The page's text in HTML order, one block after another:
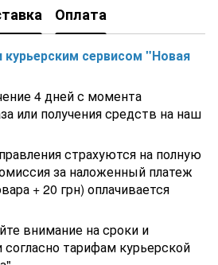
PRAGA без вентиля (боковой
15-40 м3
45°, d25 мм
KKG-20-2 Classic для переливной
подогрева бассейна BEHNCKE
збірних басейнів h=1,5 m)
Izolatex 3023 (20 кг)
в бассейне Delphin Folien- und
соединений d160
Mountfield Azuro Stone (400 х 120
Оплата
курьерским сервисом "Новая
4 дней с момента
или получения средств на наш
страхуются на полную
за наложенный платеж
+ 20 грн) оплачивается
внимание на сроки и
тарифам курьерской